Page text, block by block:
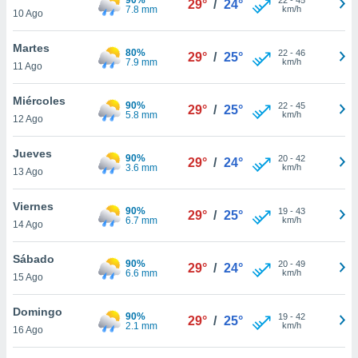
más
nuestra
y
de
disponible
cookies
aceptar
10 Ago
7.8 mm
29° / 24°
km/h
Martes
11 Ago
80%
7.9 mm
29° / 25° 22- 46
km/h
Miércoles
12 Ago
90%
5.8 mm
29° / 25° 22- 45
km/h
Jueves
13 Ago
90%
3.6 mm
29° / 24° 20- 42
km/h
Viernes
14 Ago
90%
6.7 mm
29° / 25° 19- 43
km/h
Sábado
15 Ago
90%
6.6 mm
29° / 24° 20- 49
km/h
Domingo
16 Ago
90%
2.1 mm
29° / 25° 19- 42
km/h